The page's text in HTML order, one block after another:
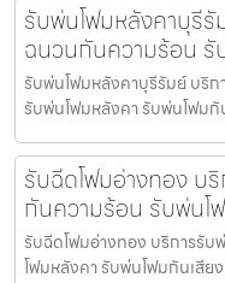
รับพ่นโฟมหลังคาบุรี
ฉนวนกันความร้อน รั
รับพ่นโฟมหลังคาบุรีรัมย์ บริ
รับพ่นโฟมหลังคา รับพ่นโฟมกั
รับฉีดโฟมอ่างทอง บ
กันความร้อน รับพ่นโ
รับฉีดโฟมอ่างทอง บริการรั
โฟมหลังคา รับพ่นโฟมกันเสีย